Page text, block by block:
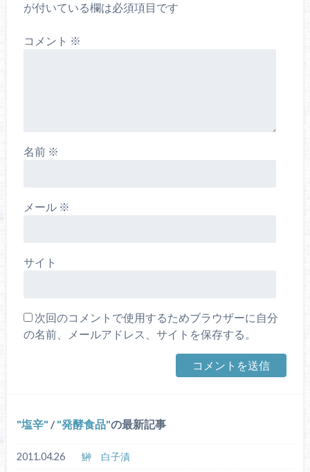
が付いている欄は必須項目です
コメント ※
名前 ※
メール ※
サイト
次回のコメントで使用するためブラウザーに自分
の名前、メールアドレス、サイトを保存する。
塩辛 / 発酵食品 の最新記事
2011.04.26 鰰 白子漬